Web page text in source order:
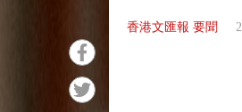
香港文匯報 要聞